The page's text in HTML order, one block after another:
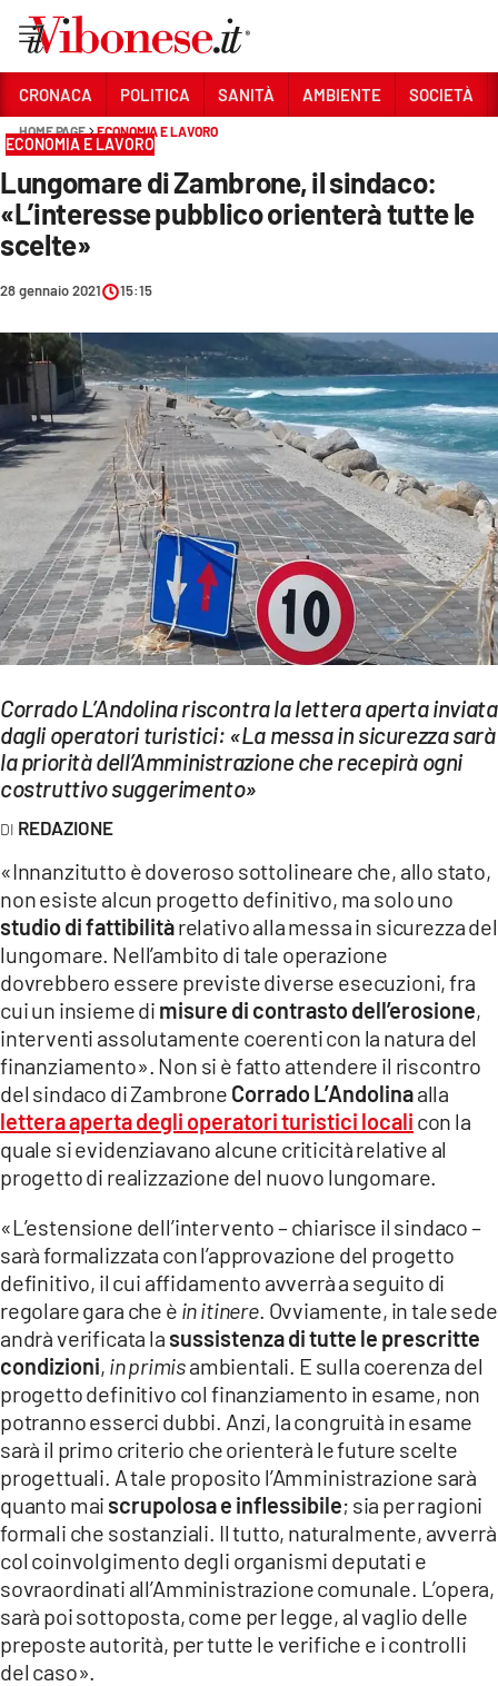
Sezioni
CRONACA
POLITICA
SOCIETÀ
CULTURA
ECONOMIA E LAVORO
EVENTI
SPORT
Streaming
LAC TV
LAC NETWORK
LAC ONAIR
LaC
Network
LACPLAY.IT
LACTV.IT
LACONAIR.IT
LACITYMAG.IT
ILREGGINO.IT
COSENZACHANNEL.IT
ILVIBONESE.IT
LACAPITALENEWS.IT
App
ANDROID
APPLE
CRONACA POLITICA SANITÀ AMBIENTE SOCIETÀ
HOME PAGE ECONOMIA E LAVORO
ECONOMIA E LAVORO
Lungomare di Zambrone, il sindaco:
«L’interesse pubblico orienterà tutte le
scelte»
28 gennaio 2021 15:15
Corrado L’Andolina riscontra la lettera aperta inviata
dagli operatori turistici: «La messa in sicurezza sarà
la priorità dell’Amministrazione che recepirà ogni
costruttivo suggerimento»
REDAZIONE
«Innanzitutto è doveroso sottolineare che, allo stato,
non esiste alcun progetto definitivo, ma solo uno
studio di fattibilitàrelativo alla messa in sicurezza del
lungomare. Nell’ambito di tale operazione
dovrebbero essere previste diverse esecuzioni, fra
cui un insieme di misure di contrasto dell’erosione,
interventi assolutamente coerenti con la natura del
finanziamento». Non si è fatto attendere il riscontro
del sindaco di Zambrone Corrado L’Andolinaalla
lettera aperta degli operatori turistici locali con la
quale si evidenziavano alcune criticità relative al
progetto di realizzazione del nuovo lungomare.
«L’estensione dell’intervento – chiarisce il sindaco –
sarà formalizzata con l’approvazione del progetto
definitivo, il cui affidamento avverrà a seguito di
regolare gara che è in itinere. Ovviamente, in tale sede
andrà verificata la sussistenza di tutte le prescritte
condizioni, in primisambientali. E sulla coerenza del
progetto definitivo col finanziamento in esame, non
potranno esserci dubbi. Anzi, la congruità in esame
sarà il primo criterio che orienterà le future scelte
progettuali. A tale proposito l’Amministrazione sarà
quanto mai scrupolosa e inflessibile; sia per ragioni
formali che sostanziali. Il tutto, naturalmente, avverrà
col coinvolgimento degli organismi deputati e
sovraordinati all’Amministrazione comunale. L’opera,
sarà poi sottoposta, come per legge, al vaglio delle
preposte autorità, per tutte le verifiche e i controlli
del caso».